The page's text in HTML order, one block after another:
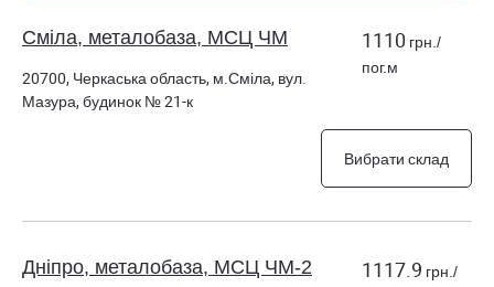
Сміла, металобаза, МСЦ ЧМ
20700, Черкаська область, м.Сміла, вул.
Мазура, будинок № 21-к
1110 грн./
пог.м
Вибрати склад
Дніпро, металобаза, МСЦ ЧМ-2 1117.9 грн./